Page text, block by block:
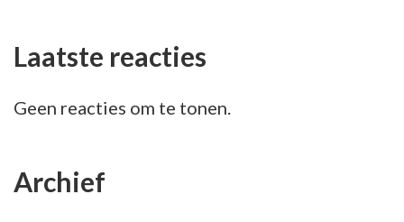
Laatste reacties
Geen reacties om te tonen.
Archief